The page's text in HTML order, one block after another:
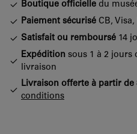
Boutique officielle du
Paiement sécurisé CB,
Satisfait ou remboursé 14
Expédition sous 1 à 2 jours
livraison
Livraison offerte à partir de
conditions